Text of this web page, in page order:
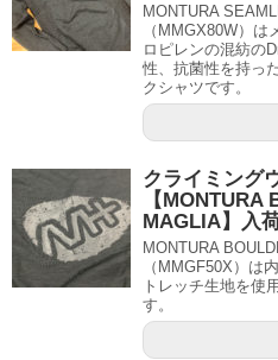
MONTURA
（MMGX80W）
ロピレンの混紡の
性、抗菌性を持っ
クシャツです。
クライミング
【MONTURA
MAGLIA】入
MONTURA
（MMGF50X）は
トレッチ生地を使
す。